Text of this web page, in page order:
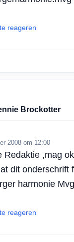
reageren
Brockotter
2008 om 12:00
Redaktie ,mag
dit onderschrift
harmonie
reageren